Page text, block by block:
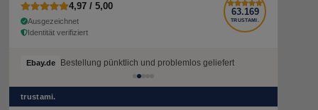
4,97 / 5,00
Ausgezeichnet
Identität verifiziert
63.169
TRUSTAMI.
Ebay.de Bestellung pünktlich und problemlos geliefert
trustami.